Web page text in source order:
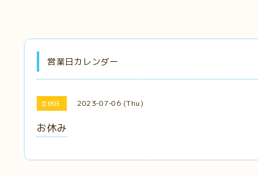
営業日カレンダー
定休日 2023-07-06 (Thu)
お休み